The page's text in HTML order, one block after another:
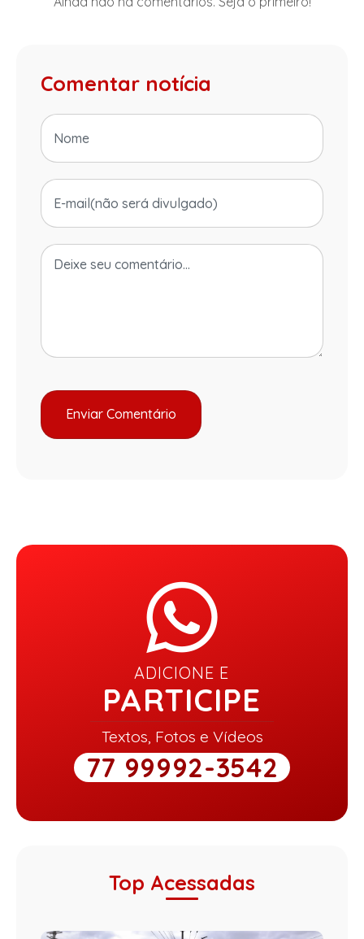
Comentar notícia
ADICIONE E
PARTICIPE
Textos, Fotos e Vídeos
77 99992-3542
Top Acessadas